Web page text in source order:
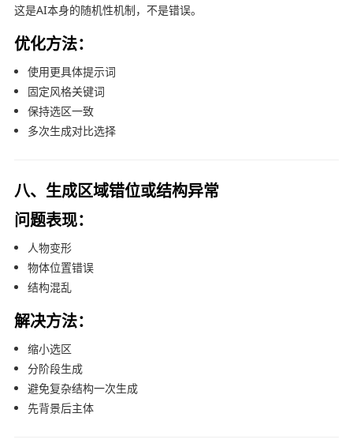
这是AI本身的随机性机制，不是错误。
优化方法：
使用更具体提示词
固定风格关键词
保持选区一致
多次生成对比选择
八、生成区域错位或结构异常
问题表现：
人物变形
物体位置错误
结构混乱
解决方法：
缩小选区
分阶段生成
避免复杂结构一次生成
先背景后主体